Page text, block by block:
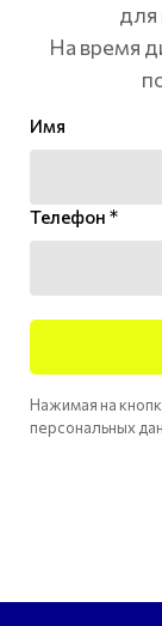
для
На время
Имя
Телефон *
Нажимая на
персональных